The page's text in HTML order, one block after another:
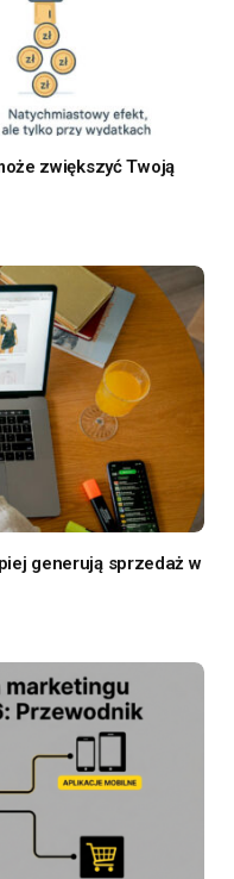
zwiększyć Twoją
generują sprzedaż w